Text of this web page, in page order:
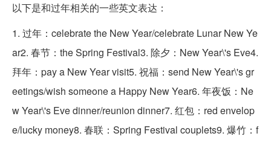
以下是和过年相关的一些英文表达：
1. 过年：celebrate the New Year/celebrate Lunar New Ye
ar2. 春节：the Spring Festival3. 除夕：New Year\'s Eve4.
拜年：pay a New Year visit5. 祝福：send New Year\'s gr
eetings/wish someone a Happy New Year6. 年夜饭：Ne
w Year\'s Eve dinner/reunion dinner7. 红包：red envelop
e/lucky money8. 春联：Spring Festival couplets9. 爆竹：f